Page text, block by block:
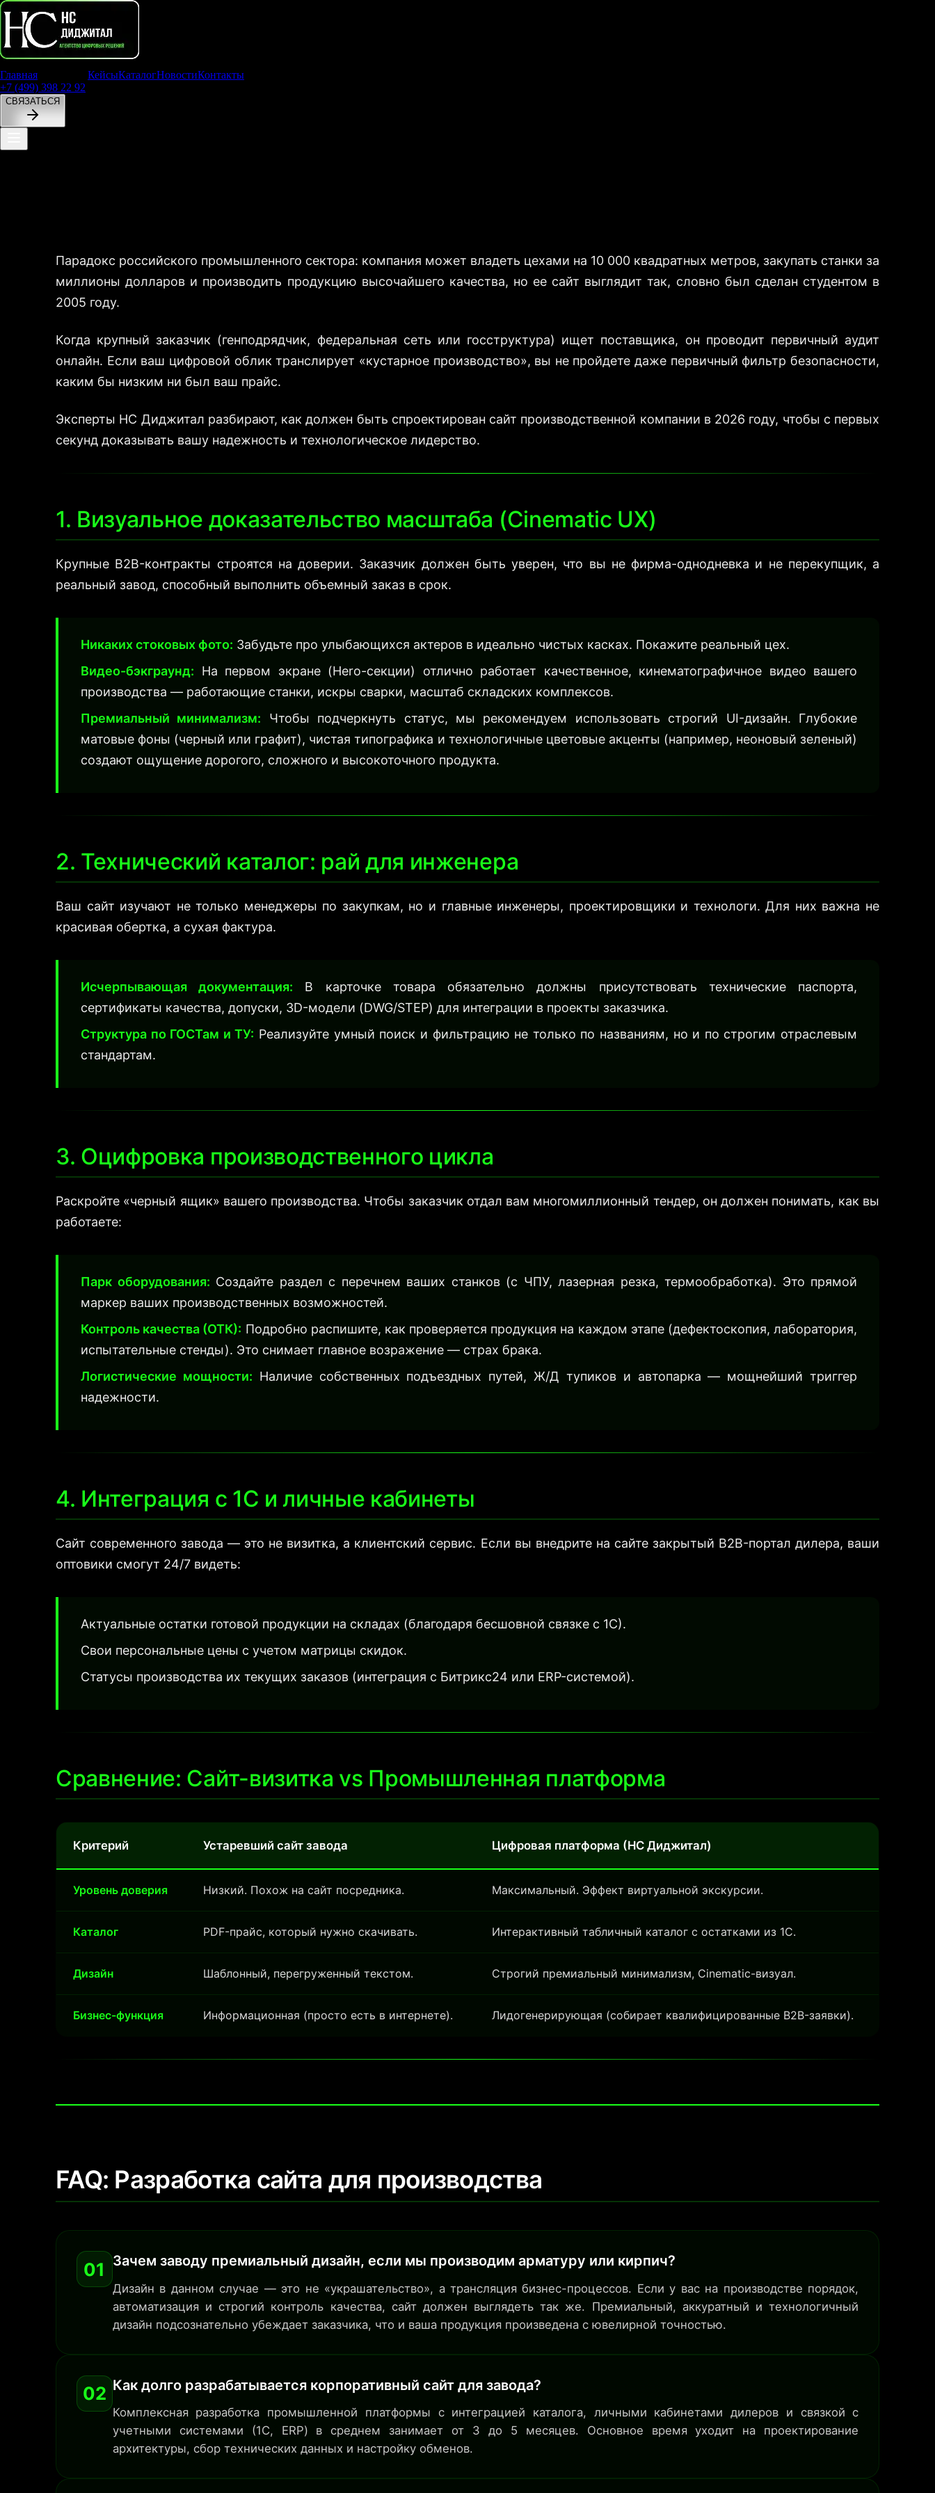
Главная КейсыКаталогНовостиКонтакты
+7 (499) 398 22 92
СВЯЗАТЬСЯ
Парадокс российского промышленного сектора: компания может владеть цехами на 10 000 квадратных метров, закупать станки за
миллионы долларов и производить продукцию высочайшего качества, но ее сайт выглядит так, словно был сделан студентом в
2005 году.
Когда крупный заказчик (генподрядчик, федеральная сеть или госструктура) ищет поставщика, он проводит первичный аудит
онлайн. Если ваш цифровой облик транслирует «кустарное производство», вы не пройдете даже первичный фильтр безопасности,
каким бы низким ни был ваш прайс.
Эксперты НС Диджитал разбирают, как должен быть спроектирован сайт производственной компании в 2026 году, чтобы с первых
секунд доказывать вашу надежность и технологическое лидерство.
1. Визуальное доказательство масштаба (Cinematic UX)
Крупные B2B-контракты строятся на доверии. Заказчик должен быть уверен, что вы не фирма-однодневка и не перекупщик, а
реальный завод, способный выполнить объемный заказ в срок.
Никаких стоковых фото: Забудьте про улыбающихся актеров в идеально чистых касках. Покажите реальный цех.
Видео-бэкграунд: На первом экране (Hero-секции) отлично работает качественное, кинематографичное видео вашего
производства — работающие станки, искры сварки, масштаб складских комплексов.
Премиальный минимализм: Чтобы подчеркнуть статус, мы рекомендуем использовать строгий UI-дизайн. Глубокие
матовые фоны (черный или графит), чистая типографика и технологичные цветовые акценты (например, неоновый зеленый)
создают ощущение дорогого, сложного и высокоточного продукта.
2. Технический каталог: рай для инженера
Ваш сайт изучают не только менеджеры по закупкам, но и главные инженеры, проектировщики и технологи. Для них важна не
красивая обертка, а сухая фактура.
Исчерпывающая документация: В карточке товара обязательно должны присутствовать технические паспорта,
сертификаты качества, допуски, 3D-модели (DWG/STEP) для интеграции в проекты заказчика.
Структура по ГОСТам и ТУ: Реализуйте умный поиск и фильтрацию не только по названиям, но и по строгим отраслевым
стандартам.
3. Оцифровка производственного цикла
Раскройте «черный ящик» вашего производства. Чтобы заказчик отдал вам многомиллионный тендер, он должен понимать, как вы
работаете:
Парк оборудования: Создайте раздел с перечнем ваших станков (с ЧПУ, лазерная резка, термообработка). Это прямой
маркер ваших производственных возможностей.
Контроль качества (ОТК): Подробно распишите, как проверяется продукция на каждом этапе (дефектоскопия, лаборатория,
испытательные стенды). Это снимает главное возражение — страх брака.
Логистические мощности: Наличие собственных подъездных путей, Ж/Д тупиков и автопарка — мощнейший триггер
надежности.
4. Интеграция с 1С и личные кабинеты
Сайт современного завода — это не визитка, а клиентский сервис. Если вы внедрите на сайте закрытый B2B-портал дилера, ваши
оптовики смогут 24/7 видеть:
Актуальные остатки готовой продукции на складах (благодаря бесшовной связке с 1С).
Свои персональные цены с учетом матрицы скидок.
Статусы производства их текущих заказов (интеграция с Битрикс24 или ERP-системой).
Сравнение: Сайт-визитка vs Промышленная платформа
Критерий Устаревший сайт завода Цифровая платформа (НС Диджитал)
Уровень доверия Низкий. Похож на сайт посредника. Максимальный. Эффект виртуальной экскурсии.
Каталог PDF-прайс, который нужно скачивать. Интерактивный табличный каталог с остатками из 1С.
Дизайн Шаблонный, перегруженный текстом. Строгий премиальный минимализм, Cinematic-визуал.
Бизнес-функция Информационная (просто есть в интернете). Лидогенерирующая (собирает квалифицированные B2B-заявки).
FAQ: Разработка сайта для производства
01 Зачем заводу премиальный дизайн, если мы производим арматуру или кирпич?
Дизайн в данном случае — это не «украшательство», а трансляция бизнес-процессов. Если у вас на производстве порядок,
автоматизация и строгий контроль качества, сайт должен выглядеть так же. Премиальный, аккуратный и технологичный
дизайн подсознательно убеждает заказчика, что и ваша продукция произведена с ювелирной точностью.
02 Как долго разрабатывается корпоративный сайт для завода?
Комплексная разработка промышленной платформы с интеграцией каталога, личными кабинетами дилеров и связкой с
учетными системами (1С, ERP) в среднем занимает от 3 до 5 месяцев. Основное время уходит на проектирование
архитектуры, сбор технических данных и настройку обменов.